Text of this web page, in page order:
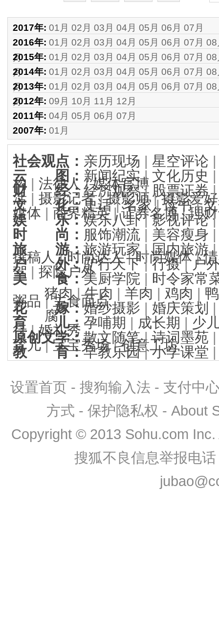
2017年: 01月 02月 03月 04月 05月 06月 07月
2016年: 01月 02月 03月 04月 05月 06月 07月 08
月
2015年: 01月 02月 03月 04月 05月 06月 07月 08
月
2014年: 01月 02月 03月 04月 05月 06月 07月 08
月
2013年: 01月 02月 03月 04月 05月 06月 07月 08
月
2012年: 09月 10月 11月 12月
2011年: 04月 05月 06月 07月
2007年: 01月
社会观点 ： 亲历现场 | 星空评论
构 | 法律人 |媒体官博
云 图 ： 新闻纪实| 文化历史
活 | 摄影记者|摄影师|摄影爱
财 经：经济观察| 股票证券
媒体 | 商界精英|证券名博|理
文 化：史话|名家|读书|
娱 乐：娱乐八卦|影视评论
时 尚 ： 服饰潮流 | 美容瘦身
撰稿人 |时尚达人|时尚媒体|
旅 游：旅游玩家|国内旅游
驾 | 探险户外
户 外：驴行天下|行摄| 户
美 食：美厨学院 | 时令家常
粥品 |主食面点
猪肉|牛肉 | 羊肉 | 鸡肉 |
腐
花 嫁：婚纱摄影 | 婚庆策划
行|婚礼秀
育 儿： 孕哺期 | 成长期 | 少
育儿|宝宝秀场|创意工坊
原创文学：散文随笔|诗词墨苑
教 育：早教乐园|小学课堂
设置首页 - 搜狗输入法 - 支付中
方式 - 保护隐私权 - About
Copyright © 2013 Sohu.com
搜狐不良信息举报电